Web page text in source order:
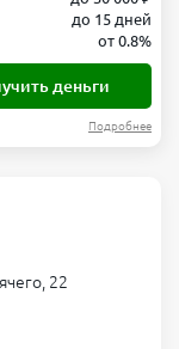
до 15 дней
от 0.8%
деньги
Подробнее
22